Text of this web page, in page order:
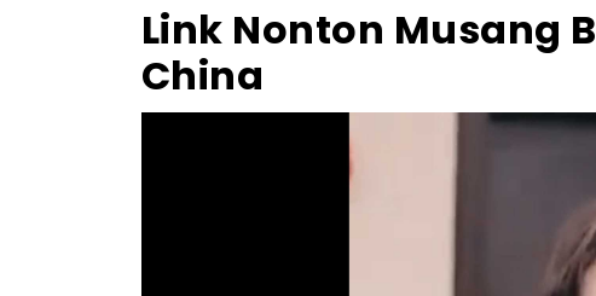
Link Nonton Musang
China